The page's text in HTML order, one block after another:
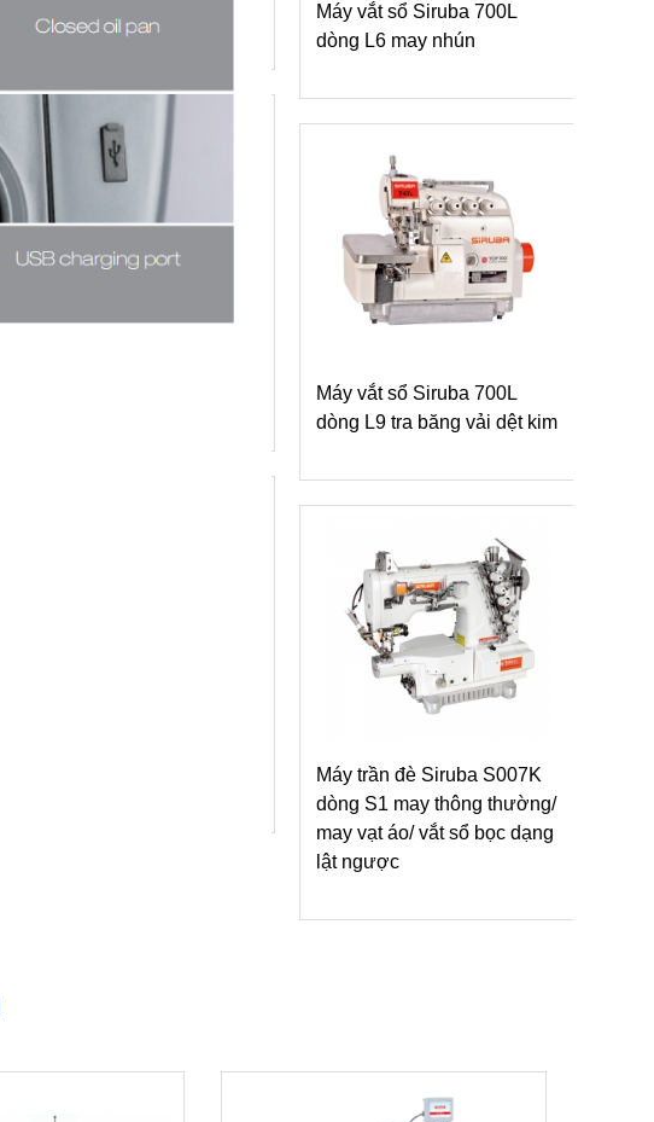
Máy vắt sổ Siruba 700L
dòng L6 may nhún
Máy vắt sổ Siruba 700L
dòng L9 tra băng vải dệt kim
Máy trần đè Siruba S007K
dòng S1 may thông thường/
may vạt áo/ vắt sổ bọc dạng
lật ngược